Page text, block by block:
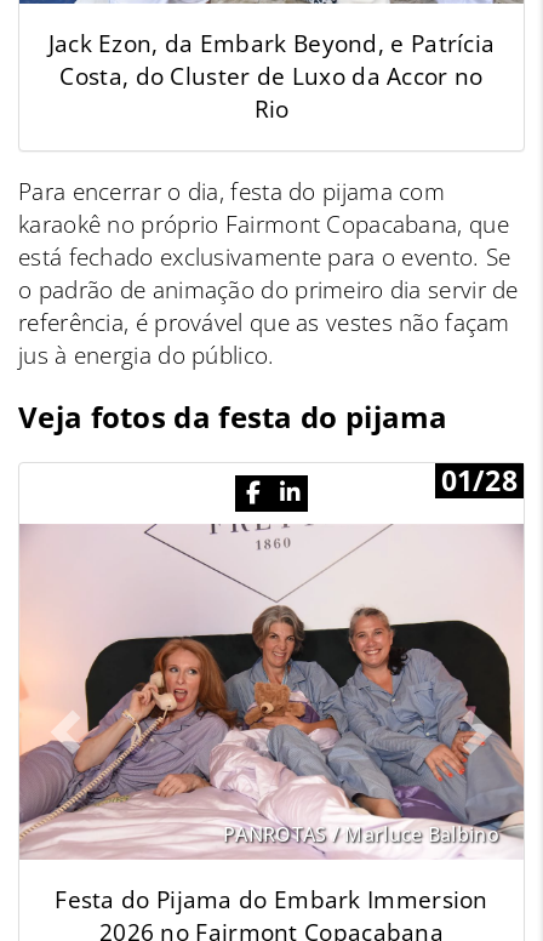
Jack Ezon, da Embark Beyond, e Patrícia
Costa, do Cluster de Luxo da Accor no
Rio
Para encerrar o dia, festa do pijama com
karaokê no próprio Fairmont Copacabana, que
está fechado exclusivamente para o evento. Se
o padrão de animação do primeiro dia servir de
referência, é provável que as vestes não façam
jus à energia do público.
Veja fotos da festa do pijama
PANROTAS / Marluce Balbino
01/28
Festa do Pijama do Embark Immersion
2026 no Fairmont Copacabana
Previous